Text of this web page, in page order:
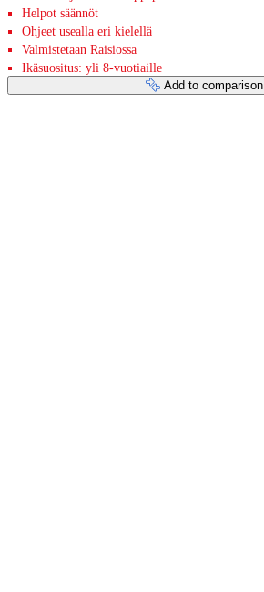
Helpot säännöt
Ohjeet usealla eri kielellä
Valmistetaan Raisiossa
Ikäsuositus: yli 8-vuotiaille
Add to comparison